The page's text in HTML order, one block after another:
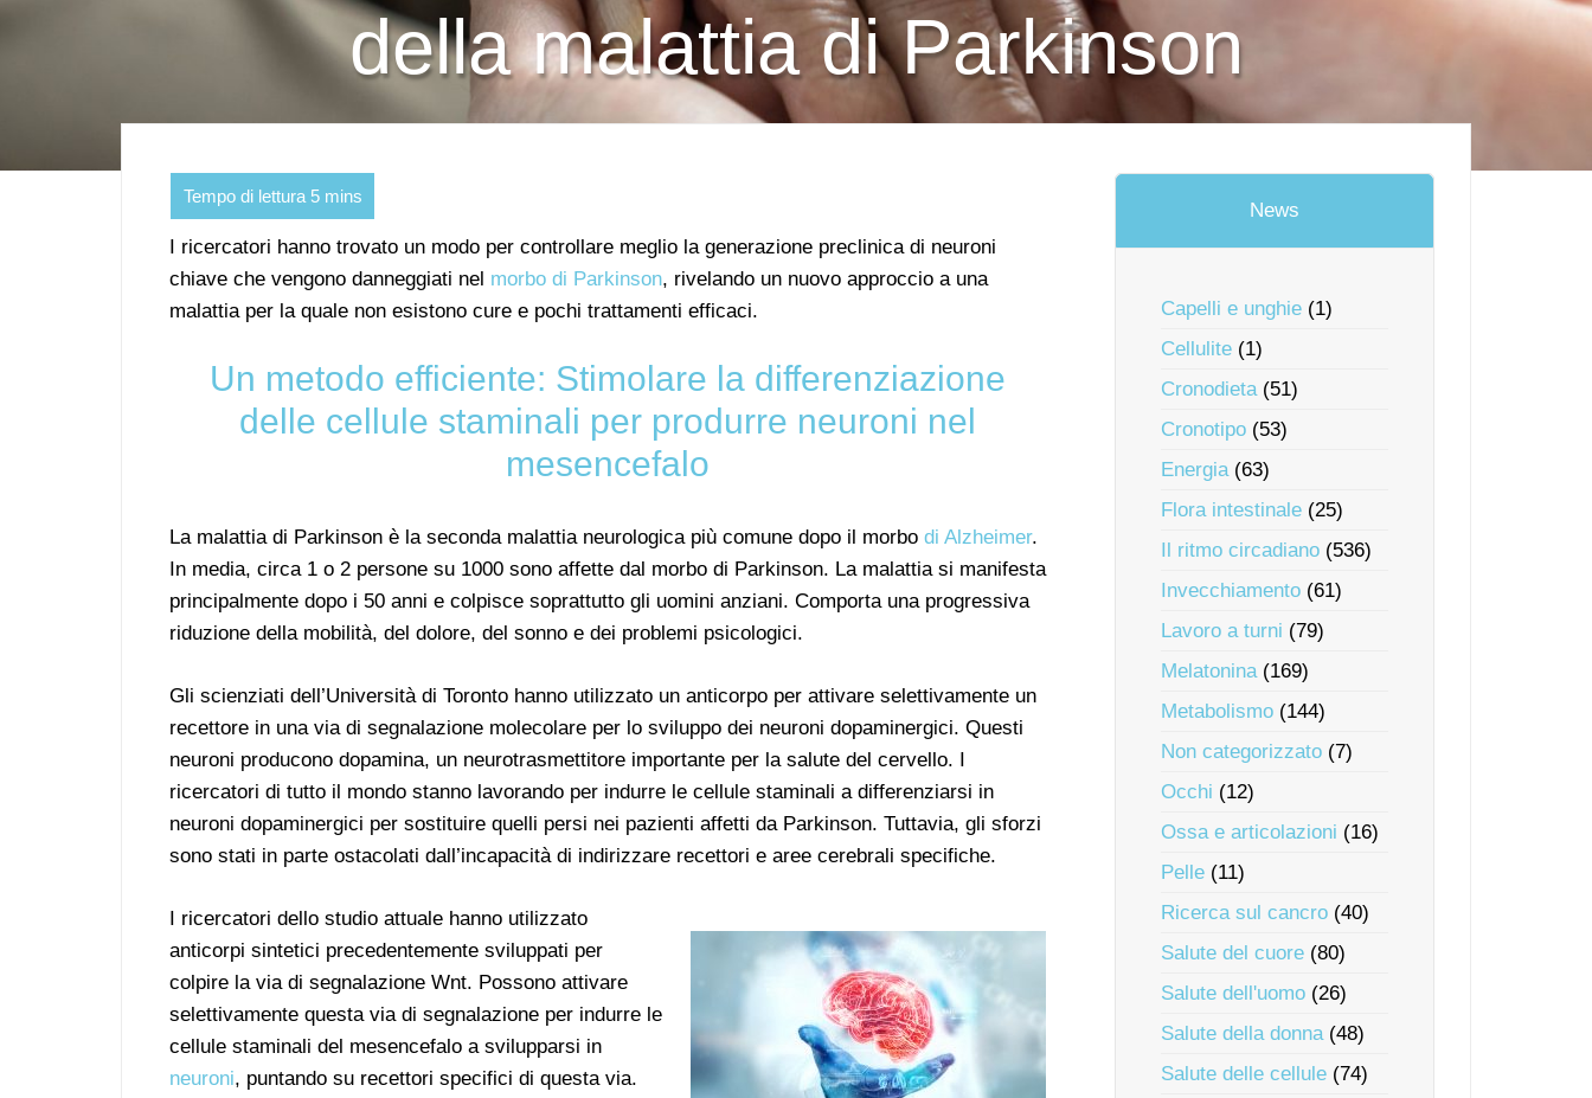
della malattia di Parkinson
I ricercatori hanno trovato un modo per controllare meglio la generazione preclinica di neuroni
chiave che vengono danneggiati nel morbo di Parkinson, rivelando un nuovo approccio a una
malattia per la quale non esistono cure e pochi trattamenti efficaci.
Un metodo efficiente: Stimolare la differenziazione
delle cellule staminali per produrre neuroni nel
mesencefalo
La malattia di Parkinson è la seconda malattia neurologica più comune dopo il morbo di Alzheimer.
In media, circa 1 o 2 persone su 1000 sono affette dal morbo di Parkinson. La malattia si manifesta
principalmente dopo i 50 anni e colpisce soprattutto gli uomini anziani. Comporta una progressiva
riduzione della mobilità, del dolore, del sonno e dei problemi psicologici.
Gli scienziati dell’Università di Toronto hanno utilizzato un anticorpo per attivare selettivamente un
recettore in una via di segnalazione molecolare per lo sviluppo dei neuroni dopaminergici. Questi
neuroni producono dopamina, un neurotrasmettitore importante per la salute del cervello. I
ricercatori di tutto il mondo stanno lavorando per indurre le cellule staminali a differenziarsi in
neuroni dopaminergici per sostituire quelli persi nei pazienti affetti da Parkinson. Tuttavia, gli sforzi
sono stati in parte ostacolati dall’incapacità di indirizzare recettori e aree cerebrali specifiche.
I ricercatori dello studio attuale hanno utilizzato
anticorpi sintetici precedentemente sviluppati per
colpire la via di segnalazione Wnt. Possono attivare
selettivamente questa via di segnalazione per indurre le
cellule staminali del mesencefalo a svilupparsi in
neuroni, puntando su recettori specifici di questa via.
News
Capelli e unghie (1)
Cellulite (1)
Cronodieta(51)
Cronotipo (53)
Energia(63)
Flora intestinale (25)
Il ritmo circadiano (536)
Invecchiamento (61)
Lavoro a turni (79)
Melatonina(169)
Metabolismo (144)
Non categorizzato (7)
Occhi (12)
Ossa e articolazioni (16)
Pelle (11)
Ricerca sul cancro (40)
Salute del cuore (80)
Salute dell'uomo (26)
Salute della donna(48)
Salute delle cellule (74)